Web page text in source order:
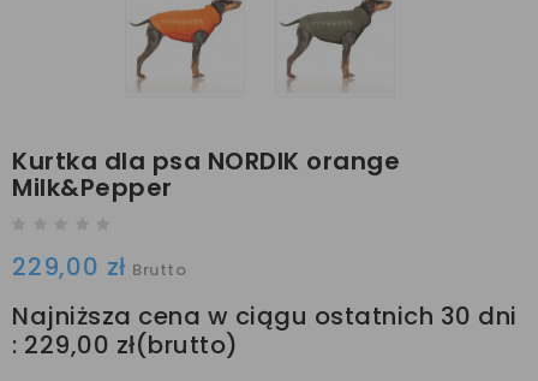
Kurtka dla psa NORDIK orange
Milk&Pepper
229,00 zł
Najniższa cena w ciągu ostatnich 30 dni
: 229,00 zł
Brutto